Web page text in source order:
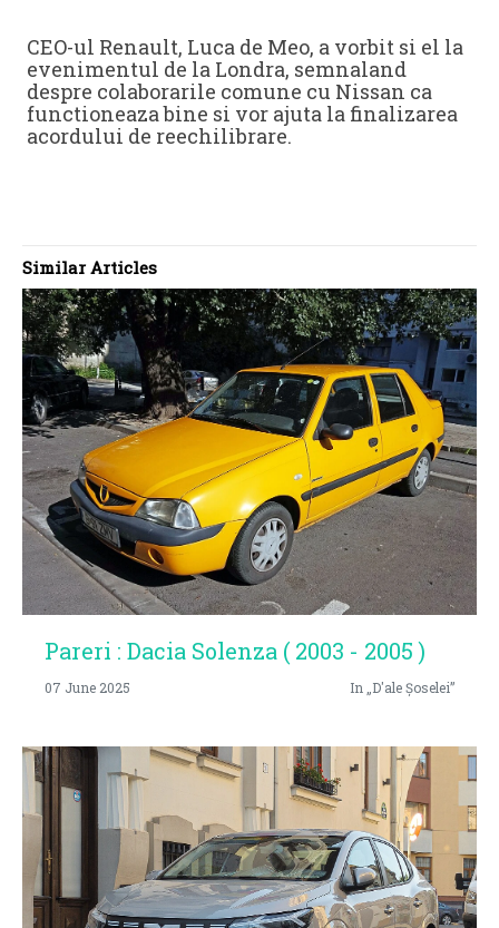
CEO-ul Renault, Luca de Meo, a vorbit si el la
evenimentul de la Londra, semnaland
despre colaborarile comune cu Nissan ca
functioneaza bine si vor ajuta la finalizarea
acordului de reechilibrare.
Similar Articles
Pareri : Dacia Solenza ( 2003 - 2005 )
07 June 2025 In „D'ale Șoselei”